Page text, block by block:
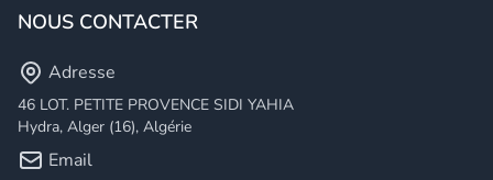
NOUS CONTACTER
Adresse
46 LOT. PETITE PROVENCE SIDI YAHIA
Hydra, Alger (16), Algérie
Email